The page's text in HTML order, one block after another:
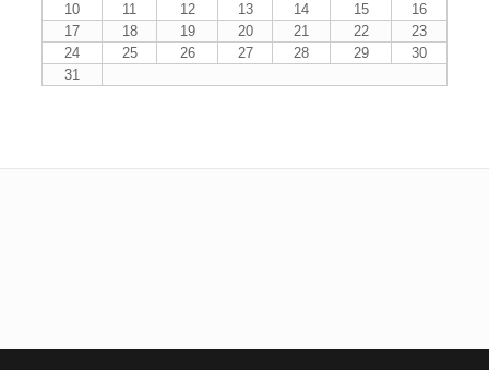
10
11 12 13 14 15
16
17
18 19 20 21 22
23
24
25 26 27 28 29
30
31